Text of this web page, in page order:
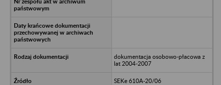
dokumentacja osobowo-płacowa z
lat 2004-2007
SEKe 610A-20/06